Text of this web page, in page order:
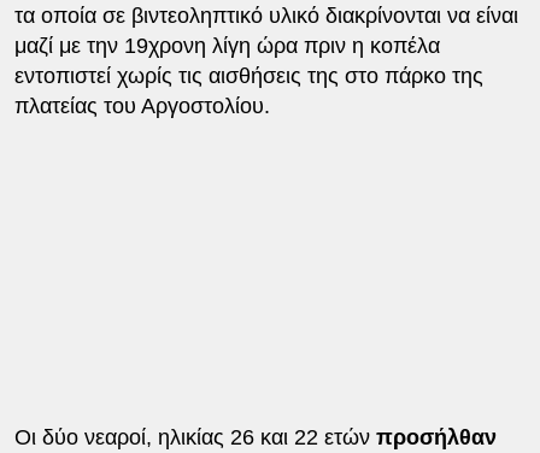
τα οποία σε βιντεοληπτικό υλικό διακρίνονται να είναι
μαζί με την 19χρονη λίγη ώρα πριν η κοπέλα
εντοπιστεί χωρίς τις αισθήσεις της στο πάρκο της
πλατείας του Αργοστολίου.
Οι δύο νεαροί, ηλικίας 26 και 22 ετώνπροσήλθαν